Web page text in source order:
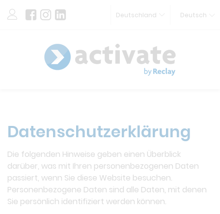
Deutschland Deutsch
Datenschutzerklärung
Die folgenden Hinweise geben einen Überblick
darüber, was mit Ihren personenbezogenen Daten
passiert, wenn Sie diese Website besuchen.
Personenbezogene Daten sind alle Daten, mit denen
Sie persönlich identifiziert werden können.